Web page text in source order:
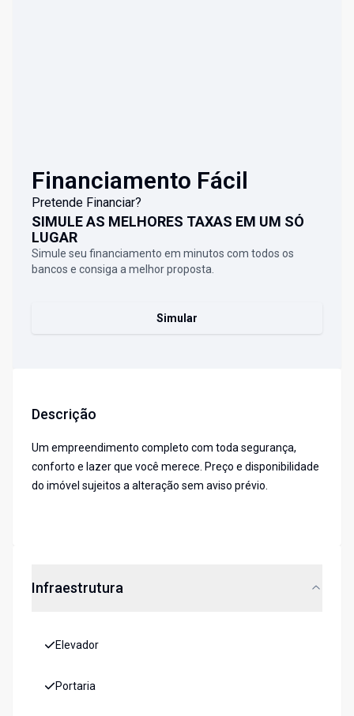
Financiamento Fácil
Pretende Financiar?
SIMULE AS MELHORES TAXAS EM UM SÓ
LUGAR
Simule seu financiamento em minutos com todos os
bancos e consiga a melhor proposta.
Simular
Descrição
Um empreendimento completo com toda segurança,
conforto e lazer que você merece. Preço e disponibilidade
do imóvel sujeitos a alteração sem aviso prévio.
Infraestrutura
Elevador
Portaria